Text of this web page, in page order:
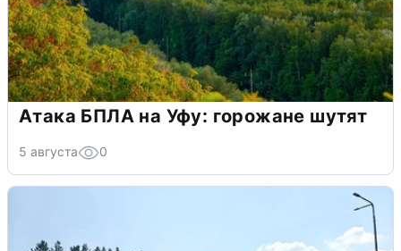
Атака БПЛА на Уфу: горожане шутят
5 августа 0